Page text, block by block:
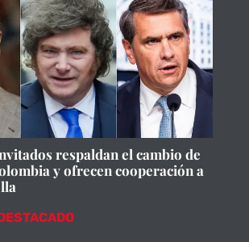
respaldan el cambio de
y ofrecen cooperación a